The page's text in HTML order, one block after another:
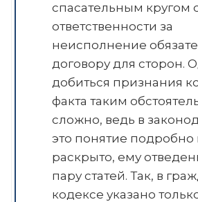
спасательным кругом
ответственности за
неисполнение
договору для сторон.
добиться признания
факта таким
сложно, ведь в
это понятие подробно
раскрыто, ему
пару статей. Так, в
кодексе указано